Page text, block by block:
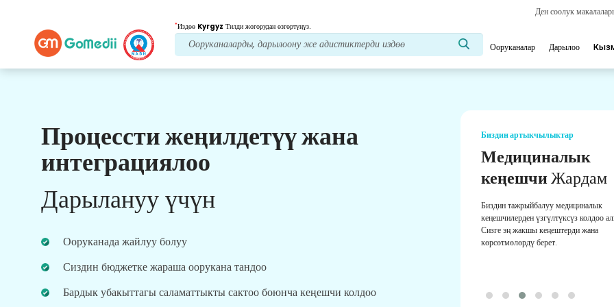
Ден соолук
*Издөө Kyrgyz Тилди жогорудан өзгөртүңүз.
Ооруканалар Дарылоо
Процессти жеңилдетүү жана
интеграциялоо
Дарылануу үчүн
Ооруканада жайлуу болуу
Сиздин бюджетке жараша оорукана тандоо
Бардык убакыттагы саламаттыкты сактоо боюнча кеңешчи колдоо
Биздин артыкчылыктар
Пост дарылоокам
көрүү
Ар дайым көйгөйлөрүңүздү чечүү үчүн биздин
дарылоо муктаждыктарыңыз боюнча
Биздин артыкчылыктар
Медициналык
кеңешчиЖардам
Биздин тажрыйбалуу медициналык
кеңешчилерден үзгүлтүксүз колдоо
Сизге эң жакшы кеңештерди жана
көрсөтмөлөрдү берет.